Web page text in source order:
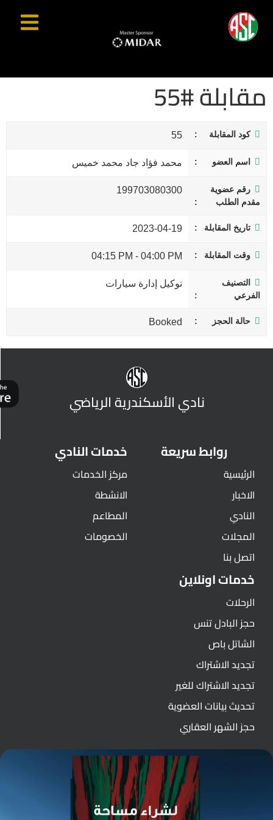
مقابلة #55
كود المقابلة 55
اسم العضو محمد فؤاد جاد محمد خميس
رقم عضوية
مقدم الطلب
199703080300
تاريخ المقابلة 2023-04-19
وقت المقابلة 04:00 PM
-
04:15 PM
التصنيف
الفرعي
توكيل إدارة سيارات
حالة الحجز Booked
نادي الأسكندرية الرياضي
روابط سريعة
الرئيسية
الاخبار
النادي
المجلات
اتصل بنا
خدمات النادي
مركز الخدمات
الانشطة
المطاعم
الخصومات
خدمات اونلاين
الرحلات
حجز البادل تنس
الشاتل باص
تجديد الاشتراك
تجديد الاشتراك للغير
تحديث بيانات العضوية
حجز الشهر العقاري